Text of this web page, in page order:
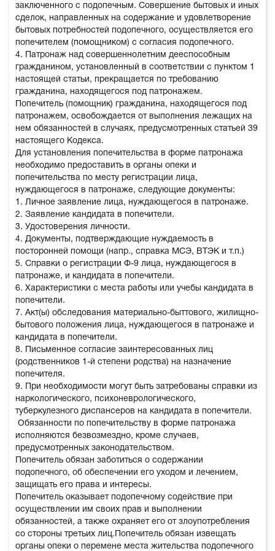
заключенного с подопечным. Совершение бытовых и иных
сделок, направленных на содержание и удовлетворение
бытовых потребностей подопечного, осуществляется его
попечителем (помощником) с согласия подопечного.
4. Патронаж над совершеннолетним дееспособным
гражданином, установленный в соответствии с пунктом 1
настоящей статьи, прекращается по требованию
гражданина, находящегося под патронажем.
Попечитель (помощник) гражданина, находящегося под
патронажем, освобождается от выполнения лежащих на
нем обязанностей в случаях, предусмотренных статьей 39
настоящего Кодекса.
Для установления попечительства в форме патронажа
необходимо предоставить в органы опеки и
попечительства по месту регистрации лица,
нуждающегося в патронаже, следующие документы:
1. Личное заявление лица, нуждающегося в патронаже.
2. Заявление кандидата в попечители.
3. Удостоверения личности.
4. Документы, подтверждающие нуждаемость в
посторонней помощи (напр., справка МСЭ, ВТЭК и т.п.)
5. Справки о регистрации Ф-9 лица, нуждающегося в
патронаже, и кандидата в попечители.
6. Характеристики с места работы или учебы кандидата в
попечители.
7. Акт(ы) обследования материально-быттового, жилищно-
бытового положения лица, нуждающегося в патронаже и
кандидата в попечители.
8. Письменное согласие заинтересованных лиц
(родственников 1-й степени родства) на назначение
попечителя.
9. При необходимости могут быть затребованы справки из
наркологического, психоневрологического,
туберкулезного диспансеров на кандидата в попечители.
Обязанности по попечительству в форме патронажа
исполняются безвозмездно, кроме случаев,
предусмотренных законодательством.
Попечитель обязан заботиться о содержании
подопечного, об обеспечении его уходом и лечением,
защищать его права и интересы.
Попечитель оказывает подопечному содействие при
осуществлении им своих прав и выполнении
обязанностей, а также охраняет его от злоупотребления
со стороны третьих лиц.Попечитель обязан извещать
органы опеки о перемене места жительства подопечного